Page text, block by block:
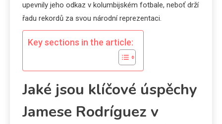
upevnily jeho odkaz v kolumbijském fotbale, neboť drží
řadu rekordů za svou národní reprezentaci.
Key sections in the article:
Jaké jsou klíčové úspěchy
Jamese Rodríguez v